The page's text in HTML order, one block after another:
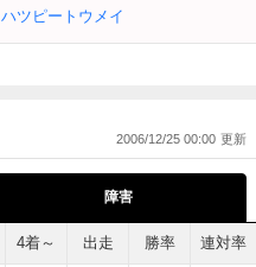
ハツピートウメイ
2006/12/25 00:00
障害
4着～ 出走 勝率 連対率